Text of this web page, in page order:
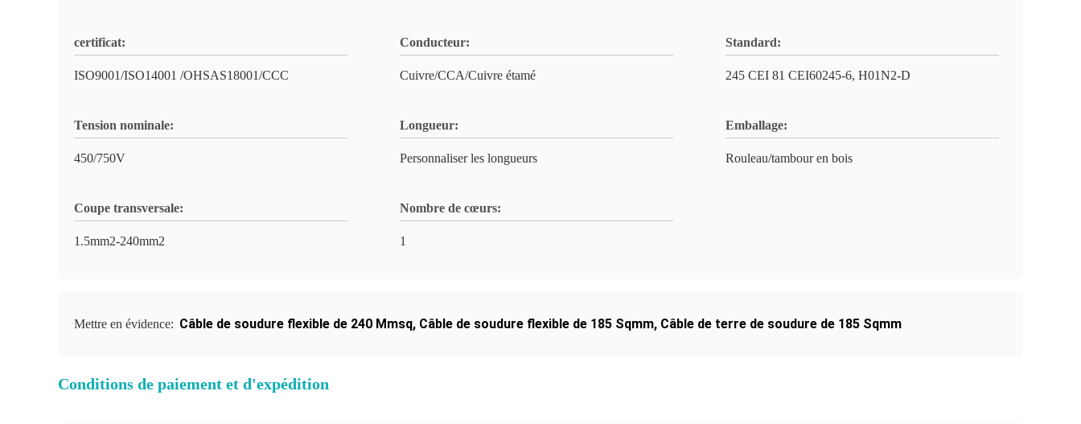
certificat:
ISO9001/ISO14001 /OHSAS18001/CCC
Conducteur:
Cuivre/CCA/Cuivre étamé
Standard:
245 CEI 81 CEI60245-6, H01N2-D
Tension nominale:
450/750V
Longueur:
Personnaliser les longueurs
Emballage:
Rouleau/tambour en bois
Coupe transversale:
1.5mm2-240mm2
Nombre de cœurs:
1
Mettre en évidence: Câble de soudure flexible de 240 Mmsq, Câble de soudure flexible de 185 Sqmm, Câble de terre de soudure de 185 Sqmm
Conditions de paiement et d'expédition